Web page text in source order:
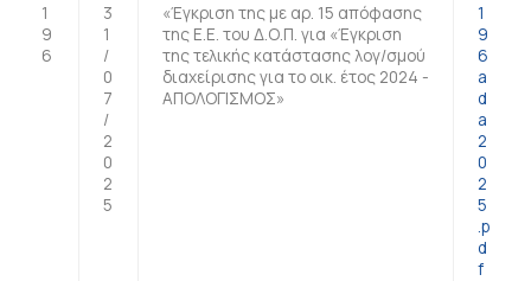
1
9
6
3
1
/
0
7
/
2
0
2
5
«Έγκριση της με αρ. 15 απόφασης
της Ε.Ε. του Δ.Ο.Π. για «Έγκριση
της τελικής κατάστασης λογ/σμού
διαχείρισης για το οικ. έτος 2024 -
ΑΠΟΛΟΓΙΣΜΟΣ»
1
9
6
a
d
a
2
0
2
5
.p
d
f